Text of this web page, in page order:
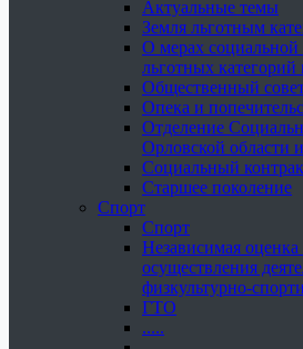
Актуальные темы
Земля льготным
О мерах
льготных категорий
Общественный
Опека и
Отделение
Орловской области
Социальный
Старшее поколение
Спорт
Спорт
Независимая оценка
осуществления
физкультурно-
ГТО
.....